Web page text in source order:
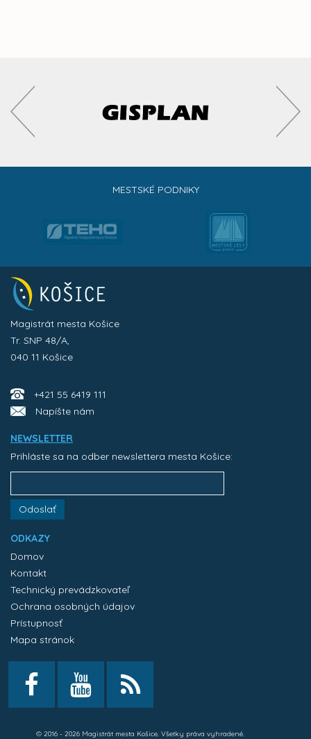
MESTSKÉ PODNIKY
Magistrát mesta Košice
Tr. SNP 48/A,
040 11 Košice
+421 55 6419 111
Napíšte nám
NEWSLETTER
Prihláste sa na odber newslettera mesta Košice:
Odoslať
ODKAZY
Domov
Kontakt
Technický prevádzkovateľ
Ochrana osobných údajov
Prístupnosť
Mapa stránok
© 2016 - 2026 Magistrát mesta Košice. Všetky práva vyhradené.